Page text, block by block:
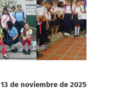
13 de noviembre de 2025